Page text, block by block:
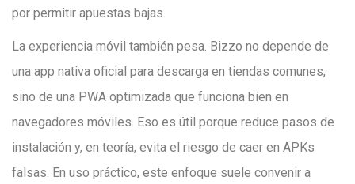
por permitir apuestas bajas.
La experiencia móvil también pesa. Bizzo no depende de
una app nativa oficial para descarga en tiendas comunes,
sino de una PWA optimizada que funciona bien en
navegadores móviles. Eso es útil porque reduce pasos de
instalación y, en teoría, evita el riesgo de caer en APKs
falsas. En uso práctico, este enfoque suele convenir a